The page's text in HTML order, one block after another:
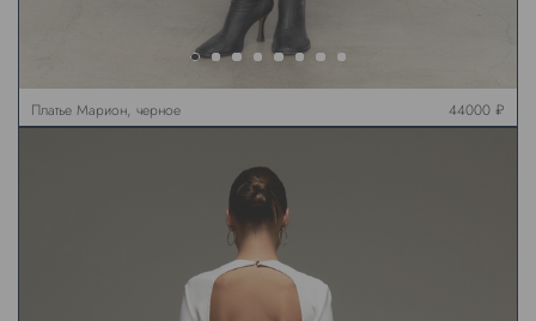
Платье Марион, черное 44000 ₽